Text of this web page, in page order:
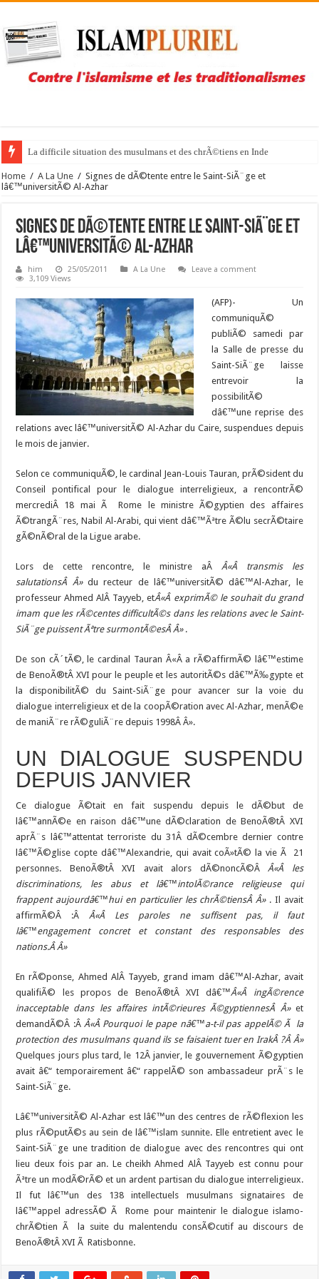
La difficile situation des musulmans et des chrÃ©tiens en Inde
Home / A La Une / Signes de dÃ©tente entre le Saint-SiÃ¨ge et
lâ€™universitÃ© Al-Azhar
Signes de dÃ©tente entre le Saint-SiÃ¨ge et
lâ€™universitÃ© Al-Azhar
him 25/05/2011 A La Une
Leave a comment
3,109 Views
(AFP)- Un
communiquÃ©
publiÃ© samedi par
la Salle de presse du
Saint-SiÃ¨ge laisse
entrevoir la
possibilitÃ©
dâ€™une reprise des
relations avec lâ€™universitÃ© Al-Azhar du Caire, suspendues depuis
le mois de janvier.
Selon ce communiquÃ©, le cardinal Jean-Louis Tauran, prÃ©sident du
Conseil pontifical pour le dialogue interreligieux, a rencontrÃ©
mercrediÂ 18 mai Ã Rome le ministre Ã©gyptien des affaires
Ã©trangÃ¨res, Nabil Al-Arabi, qui vient dâ€™Ãªtre Ã©lu secrÃ©taire
gÃ©nÃ©ral de la Ligue arabe.
Lors de cette rencontre, le ministre aÂ Â«Â transmis les
salutationsÂ Â»du recteur de lâ€™universitÃ© dâ€™Al-Azhar, le
professeur Ahmed AlÂ Tayyeb, etÂ«Â exprimÃ© le souhait du grand
imam que les rÃ©centes difficultÃ©s dans les relations avec le Saint-
SiÃ¨ge puissent Ãªtre surmontÃ©esÂ Â».
De son cÃ´tÃ©, le cardinal Tauran Â«Â a rÃ©affirmÃ© lâ€™estime
de BenoÃ®tÂ XVI pour le peuple et les autoritÃ©s dâ€™Ã‰gypte et
la disponibilitÃ© du Saint-SiÃ¨ge pour avancer sur la voie du
dialogue interreligieux et de la coopÃ©ration avec Al-Azhar, menÃ©e
de maniÃ¨re rÃ©guliÃ¨re depuis 1998Â Â».
UN DIALOGUE SUSPENDU
DEPUIS JANVIER
Ce dialogue Ã©tait en fait suspendu depuis le dÃ©but de
lâ€™annÃ©e en raison dâ€™une dÃ©claration de BenoÃ®tÂ XVI
aprÃ¨s lâ€™attentat terroriste du 31Â dÃ©cembre dernier contre
lâ€™Ã©glise copte dâ€™Alexandrie, qui avait coÃ»tÃ© la vie Ã 21
personnes. BenoÃ®tÂ XVI avait alors dÃ©noncÃ©ÂÂ«Â les
discriminations, les abus et lâ€™intolÃ©rance religieuse qui
frappent aujourdâ€™hui en particulier les chrÃ©tiensÂ Â». Il avait
affirmÃ©Â :ÂÂ«Â Les paroles ne suffisent pas, il faut
lâ€™engagement concret et constant des responsables des
nations.Â Â»
En rÃ©ponse, Ahmed AlÂ Tayyeb, grand imam dâ€™Al-Azhar, avait
qualifiÃ© les propos de BenoÃ®tÂ XVI dâ€™Â«Â ingÃ©rence
inacceptable dans les affaires intÃ©rieures Ã©gyptiennesÂ Â»et
demandÃ©Â :ÂÂ«Â Pourquoi le pape nâ€™a-t-il pas appelÃ© Ã la
protection des musulmans quand ils se faisaient tuer en IrakÂ ?Â Â»
Quelques jours plus tard, le 12Â janvier, le gouvernement Ã©gyptien
avait â€“ temporairement â€“ rappelÃ© son ambassadeur prÃ¨s le
Saint-SiÃ¨ge.
Lâ€™universitÃ© Al-Azhar est lâ€™un des centres de rÃ©flexion les
plus rÃ©putÃ©s au sein de lâ€™islam sunnite. Elle entretient avec le
Saint-SiÃ¨ge une tradition de dialogue avec des rencontres qui ont
lieu deux fois par an. Le cheikh Ahmed AlÂ Tayyeb est connu pour
Ãªtre un modÃ©rÃ© et un ardent partisan du dialogue interreligieux.
Il fut lâ€™un des 138 intellectuels musulmans signataires de
lâ€™appel adressÃ© Ã Rome pour maintenir le dialogue islamo-
chrÃ©tien Ã la suite du malentendu consÃ©cutif au discours de
BenoÃ®tÂ XVI Ã Ratisbonne.
m